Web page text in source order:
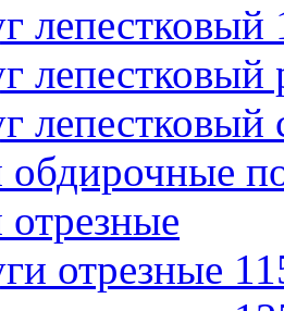
лепестковый
лепестковый
обдирочные
отрезные